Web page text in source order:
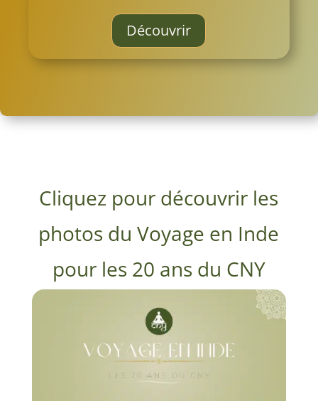
Découvrir
Cliquez pour découvrir les
photos du Voyage en Inde
pour les 20 ans du CNY